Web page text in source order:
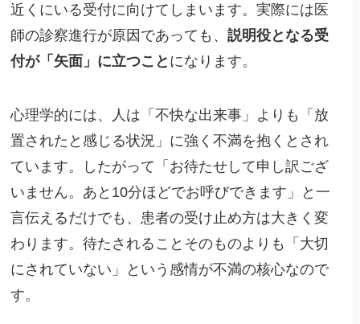
近くにいる受付に向けてしまいます。実際には医
師の診察進行が原因であっても、説明役となる受
付が「矢面」に立つこと になります。
心理学的には、人は「不快な出来事」よりも「放
置されたと感じる状況」に強く不満を抱くとされ
ています。したがって「お待たせして申し訳ござ
いません。あと10分ほどでお呼びできます」と一
言伝えるだけでも、患者の受け止め方は大きく変
わります。待たされることそのものよりも「大切
にされていない」という感情が不満の核心なので
す。